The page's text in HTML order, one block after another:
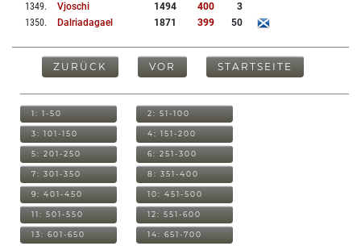
1349. Vjoschi 1494 400
3
1350. Dalriadagael 1871 399 50
ZURÜCK VOR STARTSEITE
1: 1-50 2: 51-100
3: 101-150 4: 151-200
5: 201-250 6: 251-300
7: 301-350 8: 351-400
9: 401-450 10: 451-500
11: 501-550 12: 551-600
13: 601-650 14: 651-700